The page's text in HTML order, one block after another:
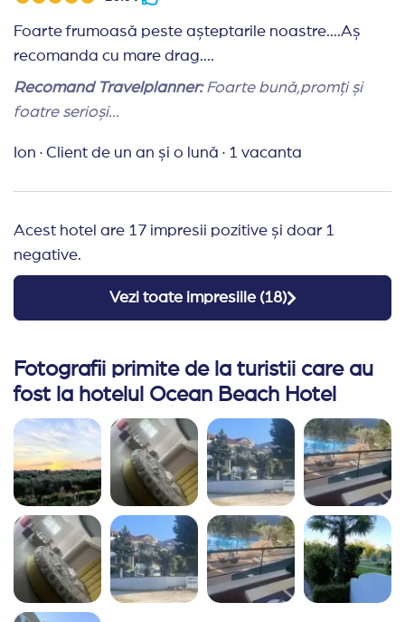
check in legat de vederea din camera si am primit
consiliere din partea agenției. Din fericire s-a
rezolvat la receptie si nu a fost nevoie de alte
diligente din partea agenției dar mi- a plăcut ca am
avut o comunicare buna cu agenția.
Foarte frumoasă peste așteptarile noastre....Aș
recomanda cu mare drag....
Recomand Travelplanner:Foarte bună,promți și
foatre serioși...
Ion · Client de un an și o lună · 1 vacanta
Acest hotel are 17 impresii pozitive și doar 1
negative.
Vezi toate impresiile (18)
Fotografii primite de la turistii care au
fost la hotelul Ocean Beach Hotel